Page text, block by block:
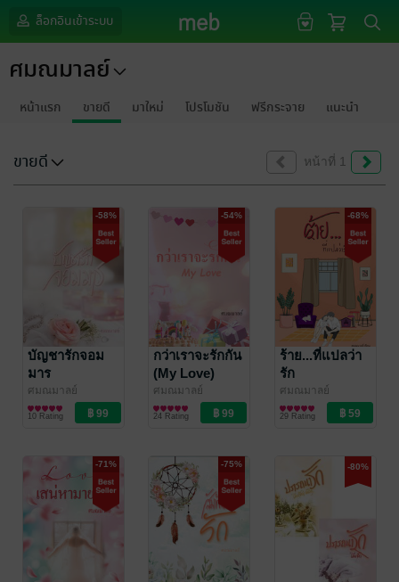
ล็อกอินเข้าระบบ
ศมณมาลย์
หน้าแรก ขายดี มาใหม่ โปรโมชัน ฟรีกระจาย แนะนำ
ขายดี หน้าที่ 1
-58%
บัญชารักจอม
มาร
ศมณมาลย์
นิยายโรมานซ์
10 Rating
-54%
กว่าเราจะรักกัน
(My Love)
ศมณมาลย์
นิยายโรมานซ์
24 Rating
-68%
ร้าย...ที่แปลว่า
รัก
ศมณมาลย์
นิยายรักวัยรุ่น
29 Rating
-71% -75% -80%